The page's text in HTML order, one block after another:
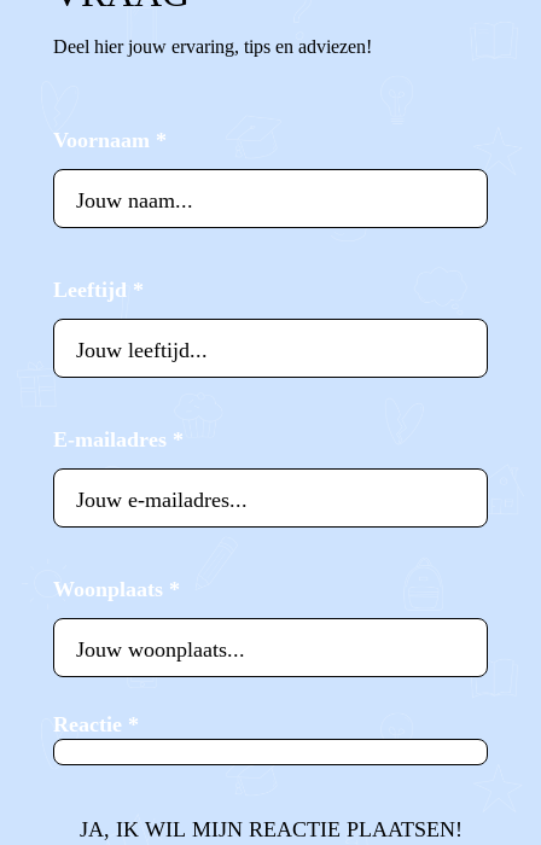
Deel hier jouw ervaring, tips en adviezen!
Voornaam *
Leeftijd *
E-mailadres *
Woonplaats *
Reactie *
JA, IK WIL MIJN REACTIE PLAATSEN!